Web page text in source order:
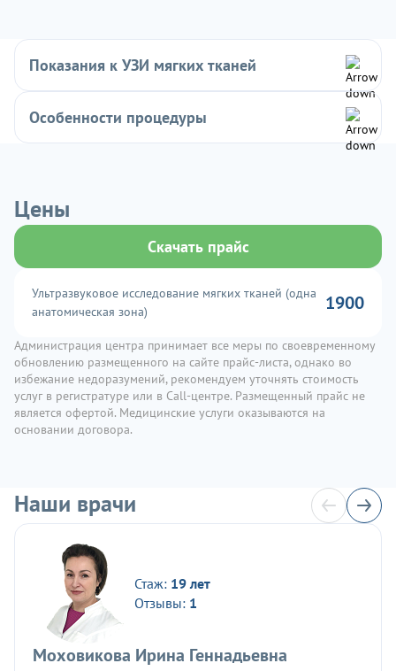
Показания к УЗИ мягких тканей
Особенности процедуры
Цены
Скачать прайс
Ультразвуковое исследование мягких тканей (одна
анатомическая зона)
1900
Администрация центра принимает все меры по своевременному
обновлению размещенного на сайте прайс-листа, однако во
избежание недоразумений, рекомендуем уточнять стоимость
услуг в регистратуре или в Call-центре. Размещенный прайс не
является офертой. Медицинские услуги оказываются на
основании договора.
Наши врачи
Стаж: 19 лет
Отзывы: 1
Моховикова Ирина Геннадьевна